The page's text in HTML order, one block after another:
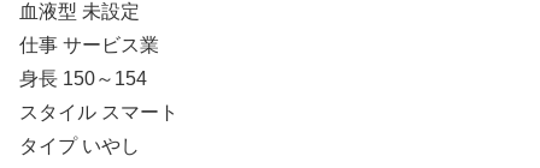
血液型 未設定
仕事 サービス業
身長 150～154
スタイル スマート
タイプ いやし